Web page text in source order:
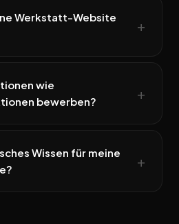
Werkstatt-Website
wie
bewerben?
Wissen für meine